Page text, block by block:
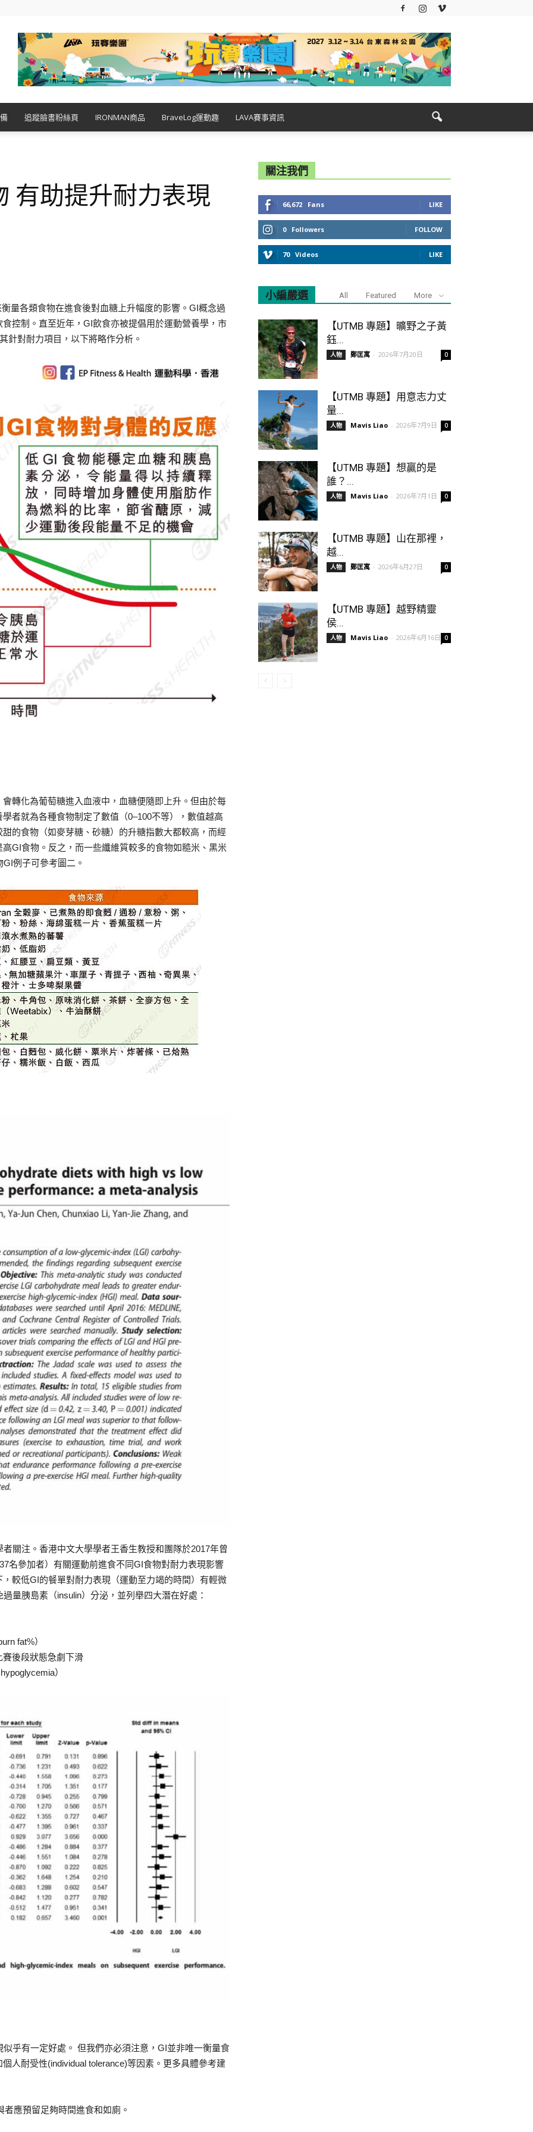
追蹤臉書粉絲頁 IRONMAN商品 BraveLog運動趣 LAVA賽事資訊
有助提升耐力表現
量各類食物在進食後對血糖上升幅度的影響。GI概念過
控制。直至近年，GI飲食亦被提倡用於運動營養學，市
針對耐力項目，以下將略作分析。
轉化為葡萄糖進入血液中，血糖便隨即上升。但由於每
者就為各種食物制定了數值（0–100不等），數值越高
的食物（如麥芽糖、砂糖）的升糖指數大都較高，而經
GI食物。反之，而一些纖維質較多的食物如糙米、黑米
例子可參考圖二。
關注。香港中文大學學者王香生教授和團隊於2017年曾
名參加者）有關運動前進食不同GI食物對耐力表現影響
較低GI的餐單對耐力表現（運動至力竭的時間）有輕微
量胰島素（insulin）分泌，並列舉四大潛在好處：
fat%）
賽後段狀態急劇下滑
）
乎有一定好處。 但我們亦必須注意，GI並非唯一衡量食
人耐受性(individual tolerance)等因素。更多具體參考建
應預留足夠時間進食和如廁。
關注我們
66,672 Fans LIKE
0 Followers FOLLOW
70 Videos LIKE
小編嚴選 All Featured More
【UTMB 專題】曠野之子黃
鈺...
人物 鄭匡寓 - 2026年7月20日 0
【UTMB 專題】用意志力丈
量...
人物 Mavis Liao - 2026年7月9日 0
【UTMB 專題】想贏的是
誰？...
人物 Mavis Liao - 2026年7月1日 0
【UTMB 專題】山在那裡，
越...
人物 鄭匡寓 - 2026年6月27日 0
【UTMB 專題】越野精靈
侯...
人物 Mavis Liao - 2026年6月16日 0